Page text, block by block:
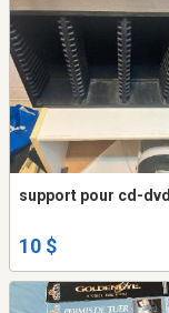
support pour cd-dvd
10 $